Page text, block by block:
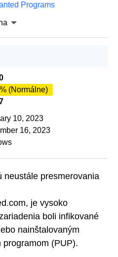
Programs
(Normálne)
10, 2023
16, 2023
neustále presmerovania
je vysoko
boli infikované
nainštalovaným
programom (PUP).